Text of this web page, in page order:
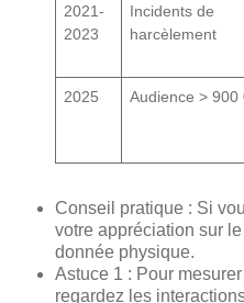
2021-
2023
Incidents de
harcèlement
2025 Audience > 900
Conseil pratique : Si
votre appréciation sur
donnée physique.
Astuce 1 : Pour
regardez les